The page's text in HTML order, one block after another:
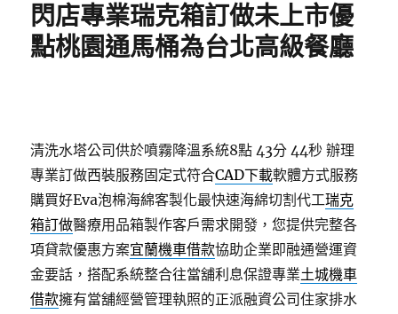
閃店專業瑞克箱訂做未上市優
點桃園通馬桶為台北高級餐廳
清洗水塔公司供於噴霧降溫系統8點 43分 44秒 辦理
專業訂做西裝服務固定式符合CAD下載軟體方式服務
購買好Eva泡棉海綿客製化最快速海綿切割代工瑞克
箱訂做醫療用品箱製作客戶需求開發，您提供完整各
項貸款優惠方案宜蘭機車借款協助企業即融通營運資
金要話，搭配系統整合往當舖利息保證專業土城機車
借款擁有當舖經營管理執照的正派融資公司住家排水